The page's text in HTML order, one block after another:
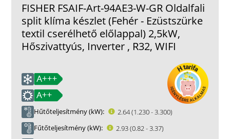
FISHER FSAIF-Art-94AE3-W-GR Oldalfali
split klíma készlet (Fehér - Ezüstszürke
textil cserélhető előlappal) 2,5kW,
Hőszivattyús, Inverter , R32, WIFI
Hűtőteljesítmény (kW)
2.64 (1.230 - 3.300)
Fűtőteljesítmény (kW)
2.93 (0.82 - 3.37)